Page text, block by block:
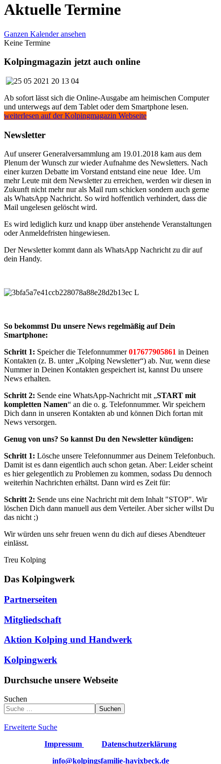
Aktuelle Termine
Ganzen Kalender ansehen
Keine Termine
Kolpingmagazin jetzt auch online
Ab sofort lässt sich die Online-Ausgabe am heimischen Computer
und unterwegs auf dem Tablet oder dem Smartphone lesen.
weiterlesen auf der Kolpingmagazin Webseite
Newsletter
Auf unserer Generalversammlung am 19.01.2018 kam aus dem
Plenum der Wunsch zur wieder Aufnahme des Newsletters. Nach
einer kurzen Debatte im Vorstand entstand eine neue Idee. Um
mehr Leute mit dem Newsletter zu erreichen, werden wir diesen in
Zukunft nicht mehr nur als Mail rum schicken sondern auch gerne
als WhatsApp Nachricht. So wird hoffentlich verhindert, dass die
Mail ungelesen gelöscht wird.
Es wird lediglich kurz und knapp über anstehende Veranstaltungen
oder Anmeldefristen hingewiesen.
Der Newsletter kommt dann als WhatsApp Nachricht zu dir auf
dein Handy.
So bekommst Du unsere News regelmäßig auf Dein
Smartphone:
Schritt 1: Speicher die Telefonnummer017677905861 in Deinen
Kontakten (z. B. unter „Kolping Newsletter“) ab. Nur, wenn diese
Nummer in Deinen Kontakten gespeichert ist, kannst Du unsere
News erhalten.
Schritt 2: Sende eine WhatsApp-Nachricht mit „START mit
kompletten Namen“ an die o. g. Telefonnummer. Wir speichern
Dich dann in unseren Kontakten ab und können Dich fortan mit
News versorgen.
Genug von uns? So kannst Du den Newsletter kündigen:
Schritt 1: Lösche unsere Telefonnummer aus Deinem Telefonbuch.
Damit ist es dann eigentlich auch schon getan. Aber: Leider scheint
es hier gelegentlich zu Problemen zu kommen, sodass Du dennoch
weiterhin Nachrichten erhältst. Dann wird es Zeit für:
Schritt 2: Sende uns eine Nachricht mit dem Inhalt "STOP". Wir
löschen Dich dann manuell aus dem Verteiler. Aber sicher willst Du
das nicht ;)
Wir würden uns sehr freuen wenn du dich auf dieses Abendteuer
einlässt.
Treu Kolping
Das Kolpingwerk
Partnerseiten
Mitgliedschaft
Aktion Kolping und Handwerk
Kolpingwerk
Durchsuche unsere Webseite
Suchen
Suchen
Erweiterte Suche
Impressum
Datenschutzerklärung
info@kolpingsfamilie-havixbeck.de